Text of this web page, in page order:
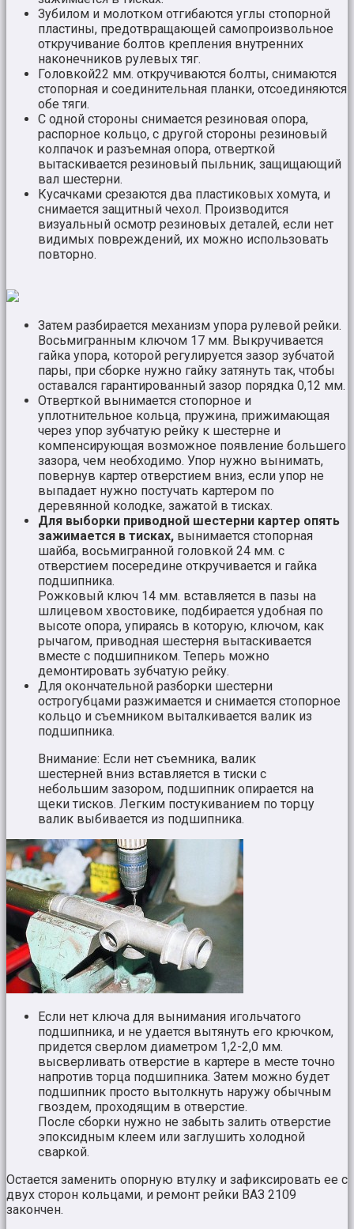
Зубилом и молотком отгибаются углы стопорной
пластины, предотвращающей самопроизвольное
откручивание болтов крепления внутренних
наконечников рулевых тяг.
Головкой22 мм. откручиваются болты, снимаются
стопорная и соединительная планки, отсоединяются
обе тяги.
С одной стороны снимается резиновая опора,
распорное кольцо, с другой стороны резиновый
колпачок и разъемная опора, отверткой
вытаскивается резиновый пыльник, защищающий
вал шестерни.
Кусачками срезаются два пластиковых хомута, и
снимается защитный чехол. Производится
визуальный осмотр резиновых деталей, если нет
видимых повреждений, их можно использовать
повторно.
Затем разбирается механизм упора рулевой рейки.
Восьмигранным ключом 17 мм. Выкручивается
гайка упора, которой регулируется зазор зубчатой
пары, при сборке нужно гайку затянуть так, чтобы
оставался гарантированный зазор порядка 0,12 мм.
Отверткой вынимается стопорное и
уплотнительное кольца, пружина, прижимающая
через упор зубчатую рейку к шестерне и
компенсирующая возможное появление большего
зазора, чем необходимо. Упор нужно вынимать,
повернув картер отверстием вниз, если упор не
выпадает нужно постучать картером по
деревянной колодке, зажатой в тисках.
Для выборки приводной шестерни картер опять
зажимается в тисках, вынимается стопорная
шайба, восьмигранной головкой 24 мм. с
отверстием посередине откручивается и гайка
подшипника.
Рожковый ключ 14 мм. вставляется в пазы на
шлицевом хвостовике, подбирается удобная по
высоте опора, упираясь в которую, ключом, как
рычагом, приводная шестерня вытаскивается
вместе с подшипником. Теперь можно
демонтировать зубчатую рейку.
Для окончательной разборки шестерни
острогубцами разжимается и снимается стопорное
кольцо и съемником выталкивается валик из
подшипника.
Внимание: Если нет съемника, валик
шестерней вниз вставляется в тиски с
небольшим зазором, подшипник опирается на
щеки тисков. Легким постукиванием по торцу
валик выбивается из подшипника.
Если нет ключа для вынимания игольчатого
подшипника, и не удается вытянуть его крючком,
придется сверлом диаметром 1,2-2,0 мм.
высверливать отверстие в картере в месте точно
напротив торца подшипника. Затем можно будет
подшипник просто вытолкнуть наружу обычным
гвоздем, проходящим в отверстие.
После сборки нужно не забыть залить отверстие
эпоксидным клеем или заглушить холодной
сваркой.
Остается заменить опорную втулку и зафиксировать ее с
двух сторон кольцами, и ремонт рейки ВАЗ 2109
закончен.